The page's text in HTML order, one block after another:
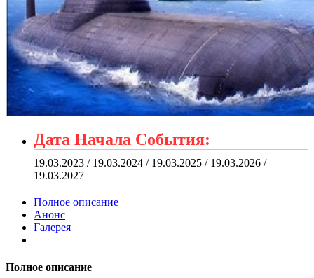
Дата Начала События:
19.03.2023 / 19.03.2024 / 19.03.2025 / 19.03.2026 /
19.03.2027
Полное описание
Анонс
Галерея
Полное описание